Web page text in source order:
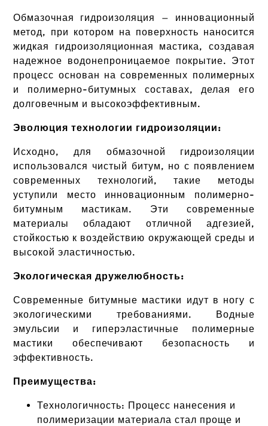
Обмазочная гидроизоляция — инновационный
метод, при котором на поверхность наносится
жидкая гидроизоляционная мастика, создавая
надежное водонепроницаемое покрытие. Этот
процесс основан на современных полимерных
и полимерно-битумных составах, делая его
долговечным и высокоэффективным.
Эволюция технологии гидроизоляции:
Исходно, для обмазочной гидроизоляции
использовался чистый битум, но с появлением
современных технологий, такие методы
уступили место инновационным полимерно-
битумным мастикам. Эти современные
материалы обладают отличной адгезией,
стойкостью к воздействию окружающей среды и
высокой эластичностью.
Экологическая дружелюбность:
Современные битумные мастики идут в ногу с
экологическими требованиями. Водные
эмульсии и гиперэластичные полимерные
мастики обеспечивают безопасность и
эффективность.
Преимущества:
Технологичность: Процесс нанесения и
полимеризации материала стал проще и